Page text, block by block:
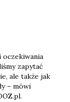
oczekiwania
zapytać
ale także jak
– mówi